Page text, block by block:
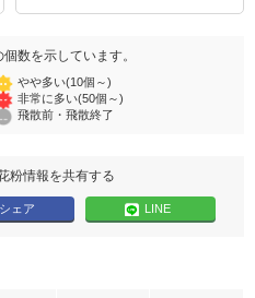
数を示しています。
やや多い(10個～)
非常に多い(50個～)
飛散前・飛散終了
粉情報を共有する
シェア LINE